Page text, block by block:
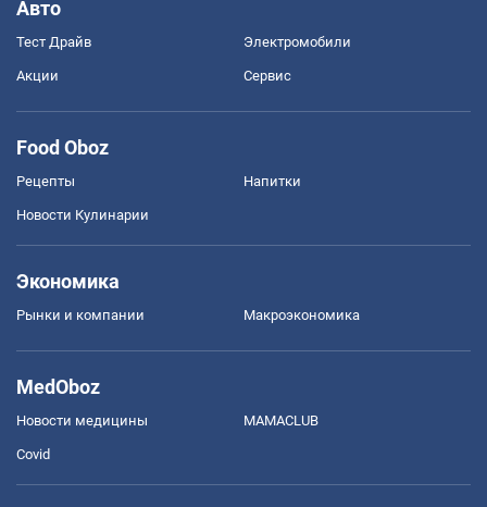
Авто
Тест Драйв Электромобили
Акции Сервис
Food Oboz
Рецепты Напитки
Новости Кулинарии
Экономика
Рынки и компании Mакроэкономика
MedOboz
Новости медицины MAMACLUB
Covid